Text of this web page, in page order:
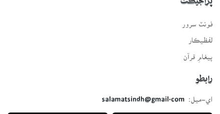
پراجيڪٽ
لفظيڪار
پيغامِ قرآن
رابطو
اي-ميل:
salamatsindh@gmail.com